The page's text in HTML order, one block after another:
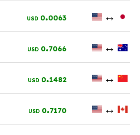
↔
0.0063
USD
↔
0.7066
USD
↔
0.1482
USD
↔
0.7170
USD